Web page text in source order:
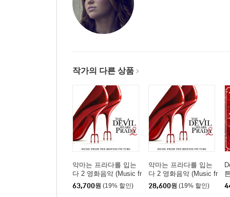
작가의 다른 상품
악마는 프라다를 입는
다 2 영화음악 (Music fr
om the Motion Picture
The Devil Wears Prada
63,700원 (19% 할인)
악마는 프라다를 입는
다 2 영화음악 (Music fr
om the Motion Picture
The Devil Wears Prada
28,600원 (19% 할인)